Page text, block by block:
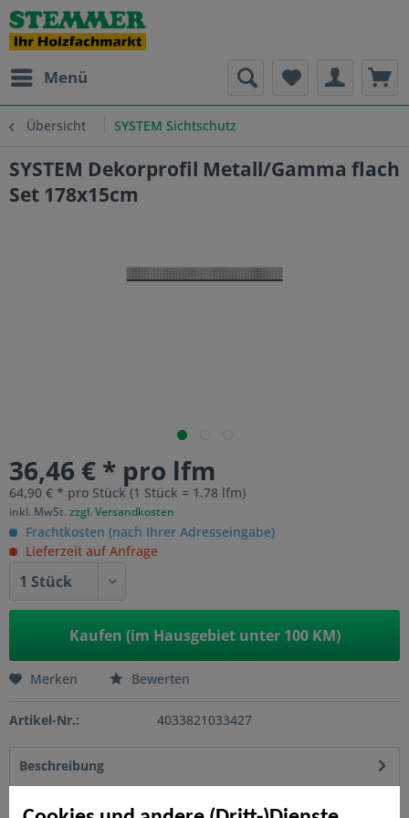
Menü
Übersicht SYSTEM Sichtschutz
SYSTEM Dekorprofil Metall/Gamma flach
Set 178x15cm
36,46 € * pro lfm
64,90 € * pro Stück (1 Stück = 1.78 lfm)
inkl. MwSt. zzgl. Versandkosten
Frachtkosten (nach Ihrer Adresseingabe)
Lieferzeit auf Anfrage
Kaufen (im Hausgebiet unter 100 KM)
Merken Bewerten
Artikel-Nr.: 4033821033427
Beschreibung
Das SYSTEM WPC Dekorprofil GAMMA besteht aus einem
lochgestanzten Edelstahlfeld. Tauschen Sie das...mehr